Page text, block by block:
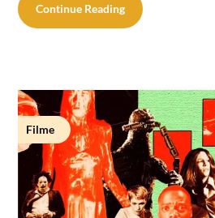
Continue Reading
Filme